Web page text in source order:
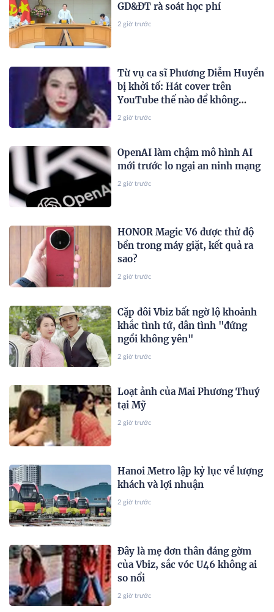
GD&ĐT rà soát học phí
2 giờ trước
Từ vụ ca sĩ Phương Diễm Huyền
bị khởi tố: Hát cover trên
YouTube thế nào để không
vướng bản quyền?
2 giờ trước
OpenAI làm chậm mô hình AI
mới trước lo ngại an ninh mạng
2 giờ trước
HONOR Magic V6 được thử độ
bền trong máy giặt, kết quả ra
sao?
2 giờ trước
Cặp đôi Vbiz bất ngờ lộ khoảnh
khắc tình tứ, dân tình "đứng
ngồi không yên"
2 giờ trước
Loạt ảnh của Mai Phương Thuý
tại Mỹ
2 giờ trước
Hanoi Metro lập kỷ lục về lượng
khách và lợi nhuận
2 giờ trước
Đây là mẹ đơn thân đáng gờm
của Vbiz, sắc vóc U46 không ai
so nổi
2 giờ trước